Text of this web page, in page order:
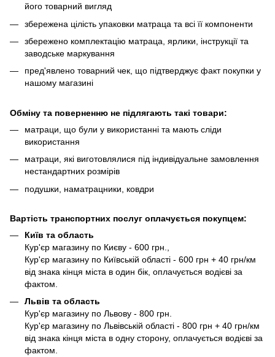
його товарний вигляд
збережена цілість упаковки матраца та всі її компоненти
збережено комплектацію матраца, ярлики, інструкції та
заводське маркування
пред'явлено товарний чек, що підтверджує факт покупки у
нашому магазині
Обміну та поверненню не підлягають такі товари:
матраци, що були у використанні та мають сліди
використання
матраци, які виготовлялися під індивідуальне замовлення
нестандартних розмірів
подушки, наматрацники, ковдри
Вартість транспортних послуг оплачується покупцем:
Київ та область
Кур'єр магазину по Києву - 600 грн.,
Кур'єр магазину по Київській області - 600 грн + 40 грн/км
від знака кінця міста в один бік, оплачується водієві за
фактом.
Львів та область
Кур'єр магазину по Львову - 800 грн.
Кур'єр магазину по Львівській області - 800 грн + 40 грн/км
від знака кінця міста в одну сторону, оплачується водієві за
фактом.